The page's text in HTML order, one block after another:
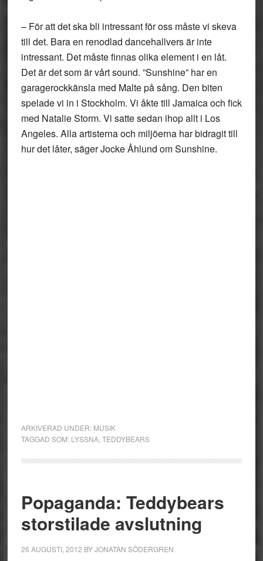
– För att det ska bli intressant för oss måste vi skeva
till det. Bara en renodlad dancehallvers är inte
intressant. Det måste finnas olika element i en låt.
Det är det som är vårt sound. ”Sunshine” har en
garagerockkänsla med Malte på sång. Den biten
spelade vi in i Stockholm. Vi åkte till Jamaica och fick
med Natalie Storm. Vi satte sedan ihop allt i Los
Angeles. Alla artisterna och miljöerna har bidragit till
hur det låter, säger Jocke Åhlund om Sunshine.
ARKIVERAD UNDER: MUSIK
TAGGAD SOM: LYSSNA, TEDDYBEARS
Popaganda: Teddybears
storstilade avslutning
26 AUGUSTI, 2012 BYJONATAN SÖDERGREN